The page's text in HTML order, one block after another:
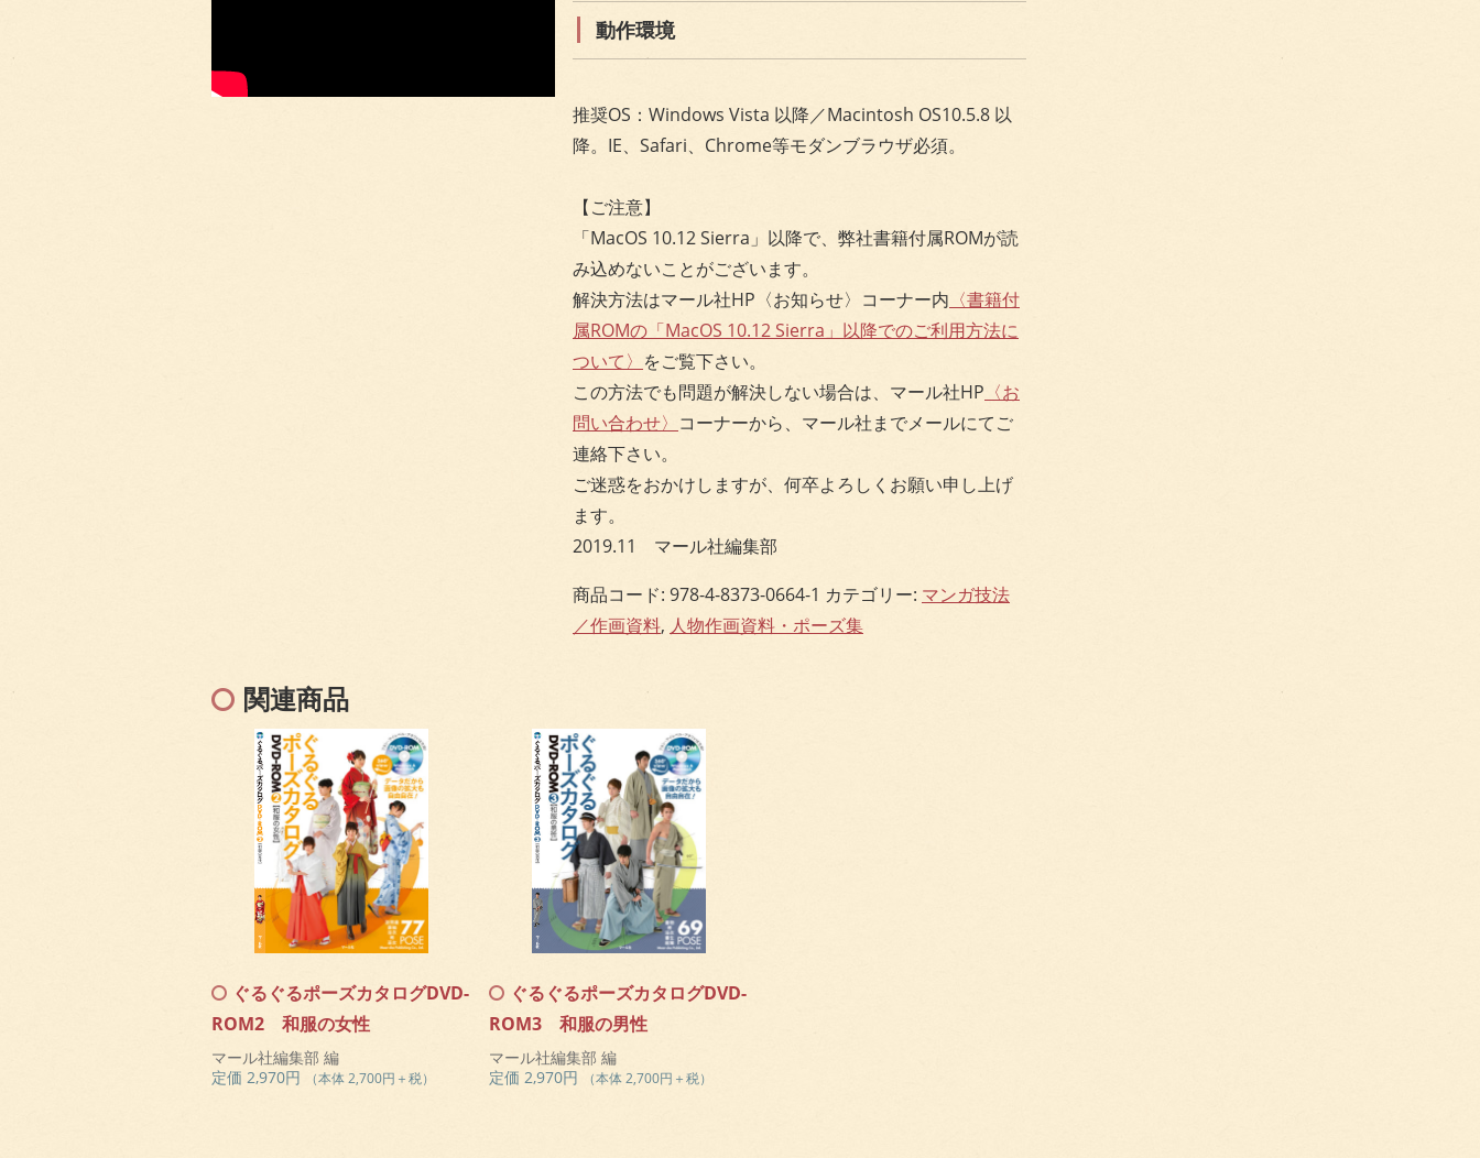
動作環境
推奨OS：Windows Vista 以降／Macintosh OS10.5.8 以
降。IE、Safari、Chrome等モダンブラウザ必須。
【ご注意】
「MacOS 10.12 Sierra」以降で、弊社書籍付属ROMが読
み込めないことがございます。
解決方法はマール社HP〈お知らせ〉コーナー内 〈書籍付
属ROMの「MacOS 10.12 Sierra」以降でのご利用方法に
ついて〉 をご覧下さい。
この方法でも問題が解決しない場合は、マール社HP 〈お
問い合わせ〉 コーナーから、マール社までメールにてご
連絡下さい。
ご迷惑をおかけしますが、何卒よろしくお願い申し上げ
ます。
2019.11 マール社編集部
商品コード: 978-4-8373-0664-1 カテゴリー: マンガ技法
／作画資料, 人物作画資料・ポーズ集
関連商品
ぐるぐるポーズカタログDVD-
ROM2 和服の女性
マール社編集部 編
定価 2,970円
（本体 2,700円＋税）
ぐるぐるポーズカタログDVD-
ROM3 和服の男性
マール社編集部 編
定価 2,970円
（本体 2,700円＋税）